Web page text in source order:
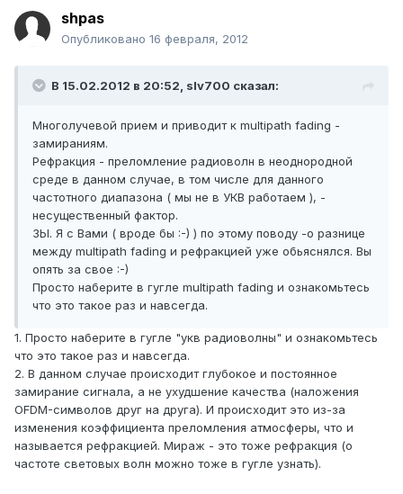
shpas
Опубликовано 16 февраля, 2012
В 15.02.2012 в 20:52, slv700 сказал:
Многолучевой прием и приводит к multipath fading -
замираниям.
Рефракция - преломление радиоволн в неоднородной
среде в данном случае, в том числе для данного
частотного диапазона ( мы не в УКВ работаем ), -
несущественный фактор.
ЗЫ. Я с Вами ( вроде бы :-) ) по этому поводу -о разнице
между multipath fading и рефракцией уже обьяснялся. Вы
опять за свое :-)
Просто наберите в гугле multipath fading и ознакомьтесь
что это такое раз и навсегда.
1. Просто наберите в гугле "укв радиоволны" и ознакомьтесь
что это такое раз и навсегда.
2. В данном случае происходит глубокое и постоянное
замирание сигнала, а не ухудшение качества (наложения
OFDM-символов друг на друга). И происходит это из-за
изменения коэффициента преломления атмосферы, что и
называется рефракцией. Мираж - это тоже рефракция (о
частоте световых волн можно тоже в гугле узнать).